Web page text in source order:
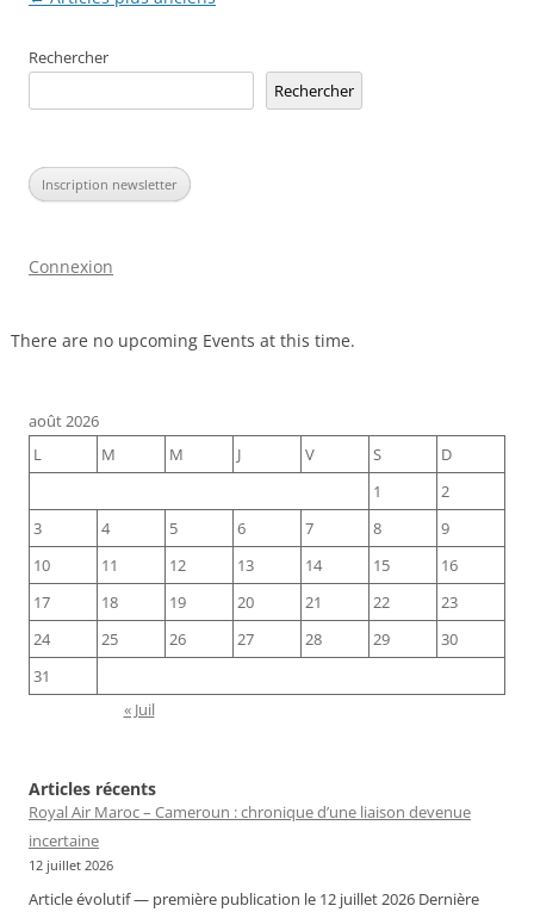
articles
Rechercher
Rechercher
Inscription newsletter
Connexion
There are no upcoming Events at this time.
août 2026
L
M M J V S
D
1
2
3
4 5 6 7 8
9
10
11 12 13 14 15
16
17
18 19 20 21 22
23
24
25 26 27 28 29
30
31
« Juil
Articles récents
Royal Air Maroc – Cameroun : chronique d’une liaison devenue
incertaine
12 juillet 2026
Article évolutif — première publication le 12 juillet 2026 Dernière